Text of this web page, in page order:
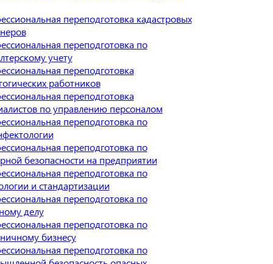
переподготовка кадастровых
переподготовка по
учету
переподготовка
работников
переподготовка
по управлению персоналом
переподготовка по
переподготовка по
безопасности на предприятии
переподготовка по
и стандартизации
переподготовка по
делу
переподготовка по
бизнесу
переподготовка по